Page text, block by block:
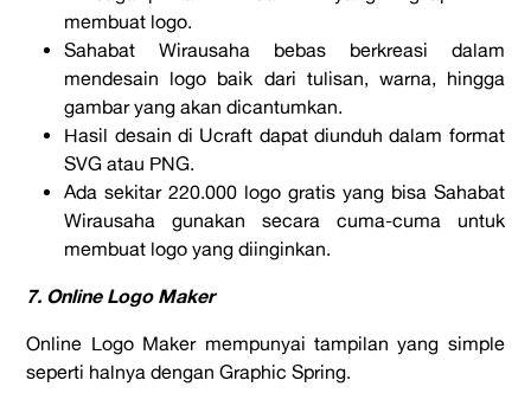
membuat logo.
Sahabat Wirausaha bebas berkreasi dalam
mendesain logo baik dari tulisan, warna, hingga
gambar yang akan dicantumkan.
Hasil desain di Ucraft dapat diunduh dalam format
SVG atau PNG.
Ada sekitar 220.000 logo gratis yang bisa Sahabat
Wirausaha gunakan secara cuma-cuma untuk
membuat logo yang diinginkan.
7. Online Logo Maker
Online Logo Maker mempunyai tampilan yang simple
seperti halnya dengan Graphic Spring.